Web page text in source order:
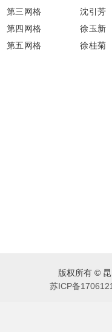
第三网格
沈引芳
第四网格
徐玉新
第五网格
徐桂菊
版权所有 ©
苏ICP备